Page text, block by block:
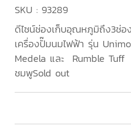
SKU : 93289
ดีไซน์ช่องเก็บอุณหภูมิถึง3ช่อง
เครื่องปั๊มนมไฟฟ้า รุ่น
Medela และ Rumble Tuff
ชมพูSold out